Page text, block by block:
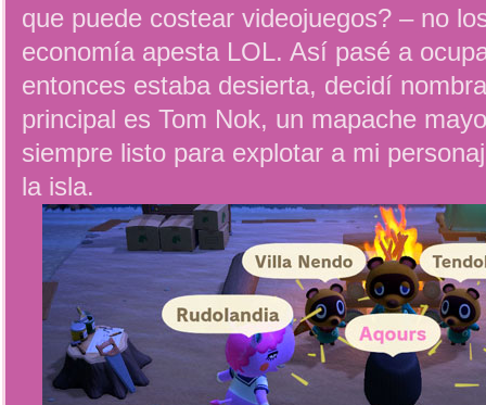
que puede costear videojuegos? – no
economía apesta LOL. Así pasé a
entonces estaba desierta, decidí
principal es Tom Nok, un mapache
siempre listo para explotar a mi
la isla.